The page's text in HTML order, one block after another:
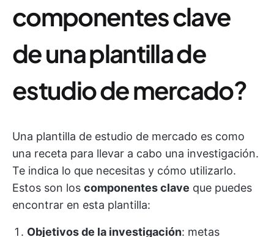
componentes clave
de una plantilla de
estudio de mercado?
Una plantilla de estudio de mercado es como
una receta para llevar a cabo una investigación.
Te indica lo que necesitas y cómo utilizarlo.
Estos son los componentes clave que puedes
encontrar en esta plantilla:
Objetivos de la investigación: metas